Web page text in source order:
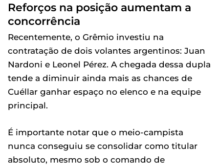
Reforços na posição aumentam a
concorrência
Recentemente, o Grêmio investiu na
contratação de dois volantes argentinos: Juan
Nardoni e Leonel Pérez. A chegada dessa dupla
tende a diminuir ainda mais as chances de
Cuéllar ganhar espaço no elenco e na equipe
principal.
É importante notar que o meio-campista
nunca conseguiu se consolidar como titular
absoluto, mesmo sob o comando de